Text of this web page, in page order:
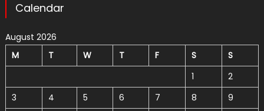
Calendar
August 2026
M
T W T F S
S
1
2
3
4 5 6 7 8
9